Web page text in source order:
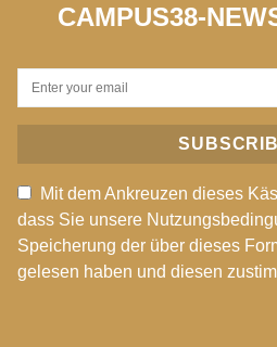
CAMPUS38-
Mit dem Ankreuzen dieses
dass Sie unsere
Speicherung der über dieses
gelesen haben und diesen